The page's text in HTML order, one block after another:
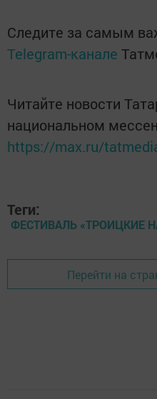
Следите за самым
Telegram-канале
Читайте новости
национальном
https://max.ru/
Теги:
ФЕСТИВАЛЬ «ТРОИЦКИЕ
Перейти на